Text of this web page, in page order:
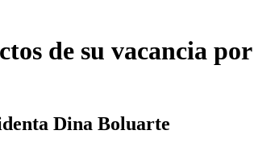
de su vacancia por
Dina Boluarte